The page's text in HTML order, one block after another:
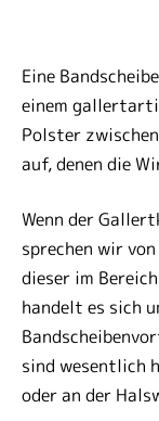
Eine
einem
Polster
auf, denen die
Wenn der
sprechen wir
dieser im
handelt es sich
sind wesentlich
oder an der